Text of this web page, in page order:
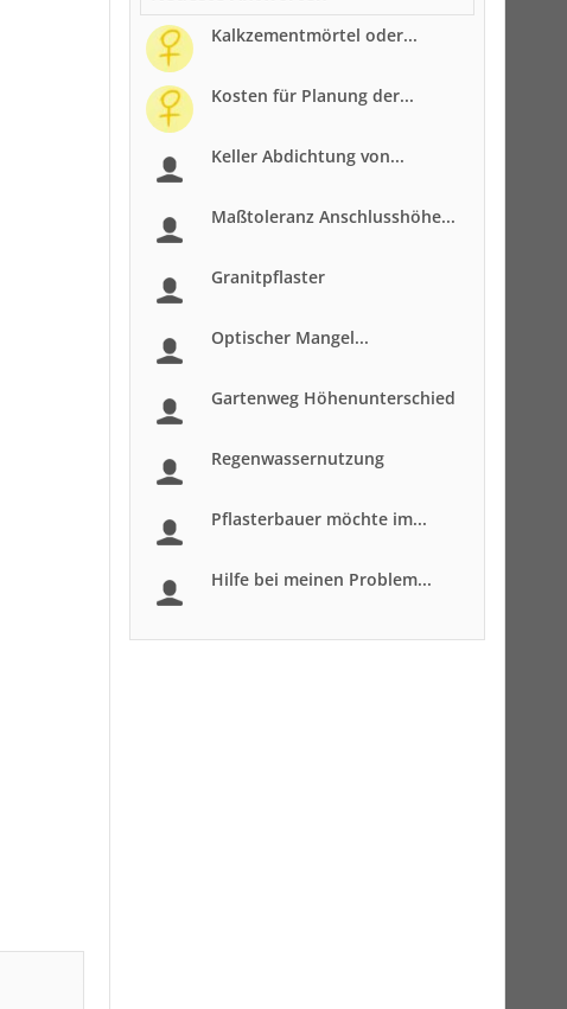
Kalkzementmörtel oder...
Kosten für Planung der...
Keller Abdichtung von...
Maßtoleranz Anschlusshöhe...
Granitpflaster
Optischer Mangel...
Gartenweg Höhenunterschied
Regenwassernutzung
Pflasterbauer möchte im...
Hilfe bei meinen Problem...